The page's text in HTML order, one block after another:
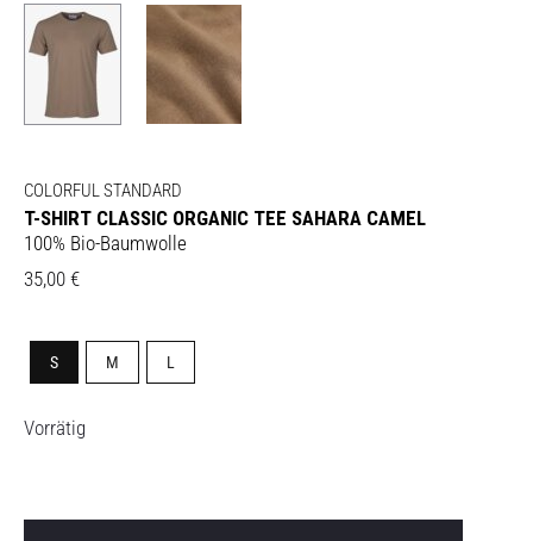
COLORFUL STANDARD
T-SHIRT CLASSIC ORGANIC TEE SAHARA CAMEL
100% Bio-Baumwolle
35,00 €
S M L
Vorrätig